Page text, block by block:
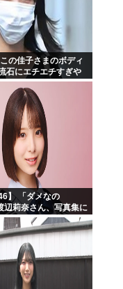
こ鉄ジャン天幕きみ...
主要先進...
の佳子さまのボディ
石にエチエチすぎや
】 「ダメなの
辺莉奈さん、写真集に